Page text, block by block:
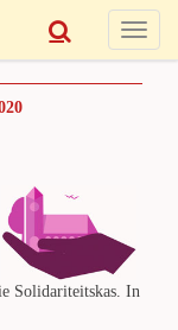
Toggle
Solidariteitskas. In